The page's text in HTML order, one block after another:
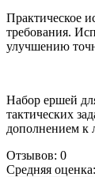
Практическое
требования.
улучшению
Набор ершей
тактических
дополнением к
Отзывов: 0
Средняя